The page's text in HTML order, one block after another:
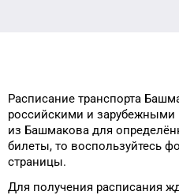
Расписание транспорта
российскими и зарубежными
из Башмакова для
билеты, то воспользуйтесь
страницы.
Для получения расписания